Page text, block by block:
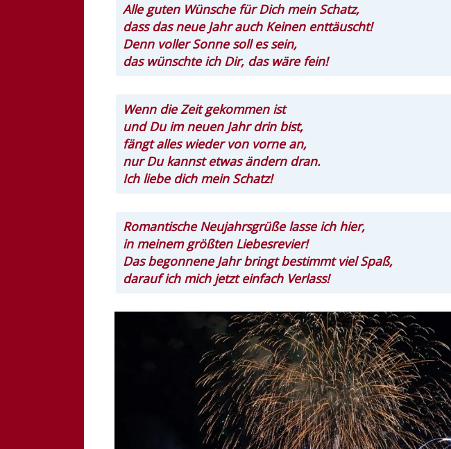
Alle guten Wünsche für Dich mein Schatz,
dass das neue Jahr auch Keinen enttäuscht!
Denn voller Sonne soll es sein,
das wünschte ich Dir, das wäre fein!
Wenn die Zeit gekommen ist
und Du im neuen Jahr drin bist,
fängt alles wieder von vorne an,
nur Du kannst etwas ändern dran.
Ich liebe dich mein Schatz!
Romantische Neujahrsgrüße lasse ich hier,
in meinem größten Liebesrevier!
Das begonnene Jahr bringt bestimmt viel Spaß,
darauf ich mich jetzt einfach Verlass!